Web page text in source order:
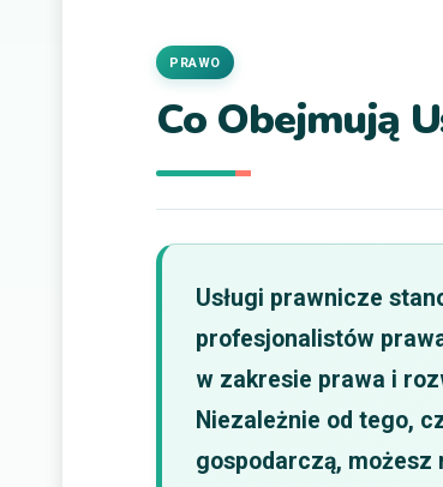
Co Obejmują
PRAWO
Usługi prawnicze
profesjonalistów
w zakresie prawa i
Niezależnie od tego,
gospodarczą, możesz